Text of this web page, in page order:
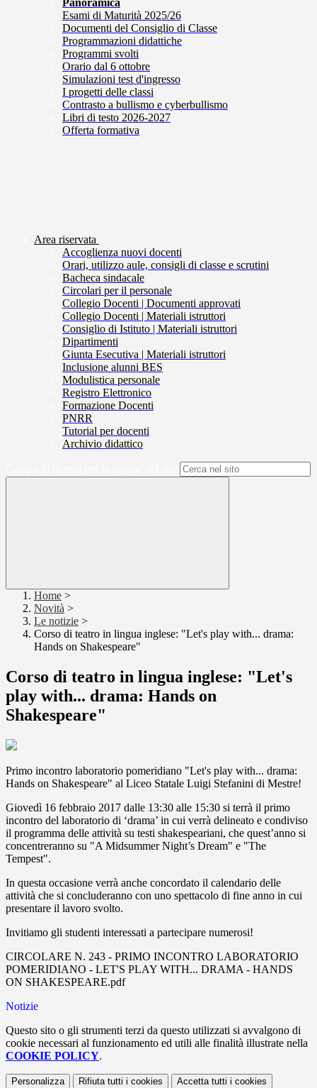
Panoramica
Esami di Maturità 2025/26
Documenti del Consiglio di Classe
Programmazioni didattiche
Programmi svolti
Orario dal 6 ottobre
Simulazioni test d'ingresso
I progetti delle classi
Contrasto a bullismo e cyberbullismo
Libri di testo 2026-2027
Offerta formativa
Area riservata
Accoglienza nuovi docenti
Orari, utilizzo aule, consigli di classe e scrutini
Bacheca sindacale
Circolari per il personale
Collegio Docenti | Documenti approvati
Collegio Docenti | Materiali istruttori
Consiglio di Istituto | Materiali istruttori
Dipartimenti
Giunta Esecutiva | Materiali istruttori
Inclusione alunni BES
Modulistica personale
Registro Elettronico
Formazione Docenti
PNRR
Tutorial per docenti
Archivio didattico
Home >
Novità >
Le notizie >
Corso di teatro in lingua inglese: "Let's play with... drama:
Hands on Shakespeare"
Corso di teatro in lingua inglese: "Let's
play with... drama: Hands on
Shakespeare"
Primo incontro laboratorio pomeridiano "Let's play with... drama:
Hands on Shakespeare" al Liceo Statale Luigi Stefanini di Mestre!
Giovedì 16 febbraio 2017 dalle 13:30 alle 15:30 si terrà il primo
incontro del laboratorio di ‘drama’ in cui verrà delineato e condiviso
il programma delle attività su testi shakespeariani, che quest’anno si
concentreranno su "A Midsummer Night’s Dream" e "The
Tempest".
In questa occasione verrà anche concordato il calendario delle
attività che si concluderanno con uno spettacolo di fine anno in cui
presentare il lavoro svolto.
Invitiamo gli studenti interessati a partecipare numerosi!
CIRCOLARE N. 243 - PRIMO INCONTRO LABORATORIO
POMERIDIANO - LET'S PLAY WITH... DRAMA - HANDS
ON SHAKESPEARE.pdf
Notizie
Questo sito o gli strumenti terzi da questo utilizzati si avvalgono di
cookie necessari al funzionamento ed utili alle finalità illustrate nella
COOKIE POLICY.
Personalizza Rifiuta tutti i cookies Accetta tutti i cookies